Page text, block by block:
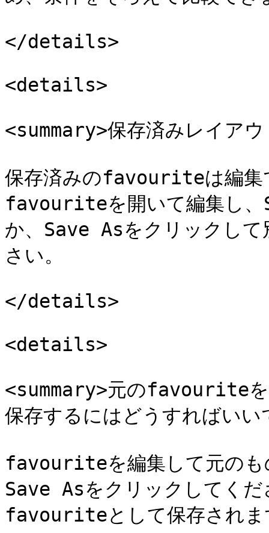
</details>
<details>
<summary>保存済みレイア
保存済みのfavouriteは編集
favouriteを開いて編集し、
か、Save Asをクリックして
さい。
</details>
<details>
<summary>元のfavourite
保存するにはどうすればい
favouriteを編集して元のも
Save Asをクリックしてく
favouriteとして保存されま